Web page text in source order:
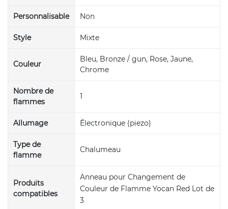
Personnalisable Non
Style Mixte
Couleur
Bleu, Bronze / gun, Rose, Jaune,
Chrome
Nombre de
flammes
1
Allumage Électronique (piezo)
Type de
flamme
Chalumeau
Produits
compatibles
Anneau pour Changement de
Couleur de Flamme Yocan Red Lot de
3